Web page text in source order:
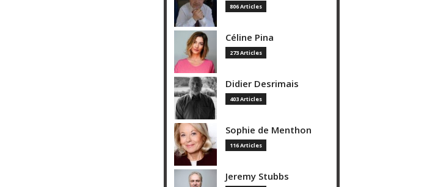
806 Articles
Céline Pina
273 Articles
Didier Desrimais
403 Articles
Sophie de Menthon
116 Articles
Jeremy Stubbs